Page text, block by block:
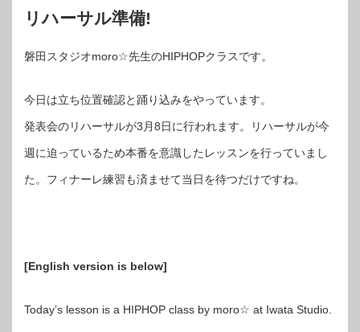
リハーサル準備!
磐田スタジオmoro☆先生のHIPHOPクラスです。
今日は立ち位置確認と踊り込みをやっています。
発表会のリハーサルが3月8日に行われます。リハーサルが今
週に迫っているため本番を意識したレッスンを行っていまし
た。フィナーレ練習も済ませて当日を待つだけですね。
[English version is below]
Today’s lesson is a HIPHOP class by moro☆ at Iwata Studio.